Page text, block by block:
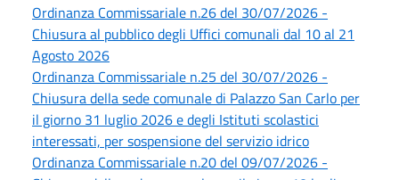
Ordinanza Commissariale n.26 del 30/07/2026 -
Chiusura al pubblico degli Uffici comunali dal 10 al 21
Agosto 2026
Ordinanza Commissariale n.25 del 30/07/2026 -
Chiusura della sede comunale di Palazzo San Carlo per
il giorno 31 luglio 2026 e degli Istituti scolastici
interessati, per sospensione del servizio idrico
Ordinanza Commissariale n.20 del 09/07/2026 -